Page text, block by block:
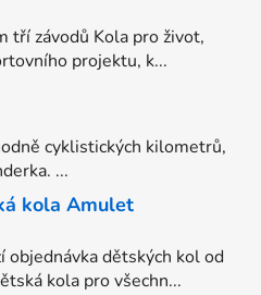
tří závodů Kola pro život,
projektu, k...
cyklistických kilometrů,
...
kola Amulet
dětských kol od
kola pro všechn...